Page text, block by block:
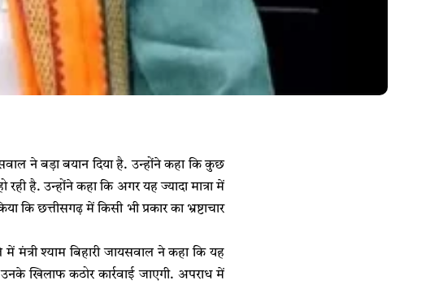
ने बड़ा बयान दिया है. उन्होंने कहा कि कुछ
है. उन्होंने कहा कि अगर यह ज्यादा मात्रा में
कि छत्तीसगढ़ में किसी भी प्रकार का भ्रष्टाचार
मंत्री श्याम बिहारी जायसवाल ने कहा कि यह
खिलाफ कठोर कार्रवाई जाएगी. अपराध में